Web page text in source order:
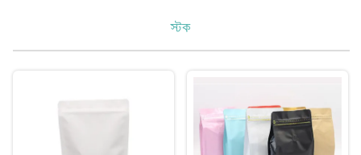
স্টক